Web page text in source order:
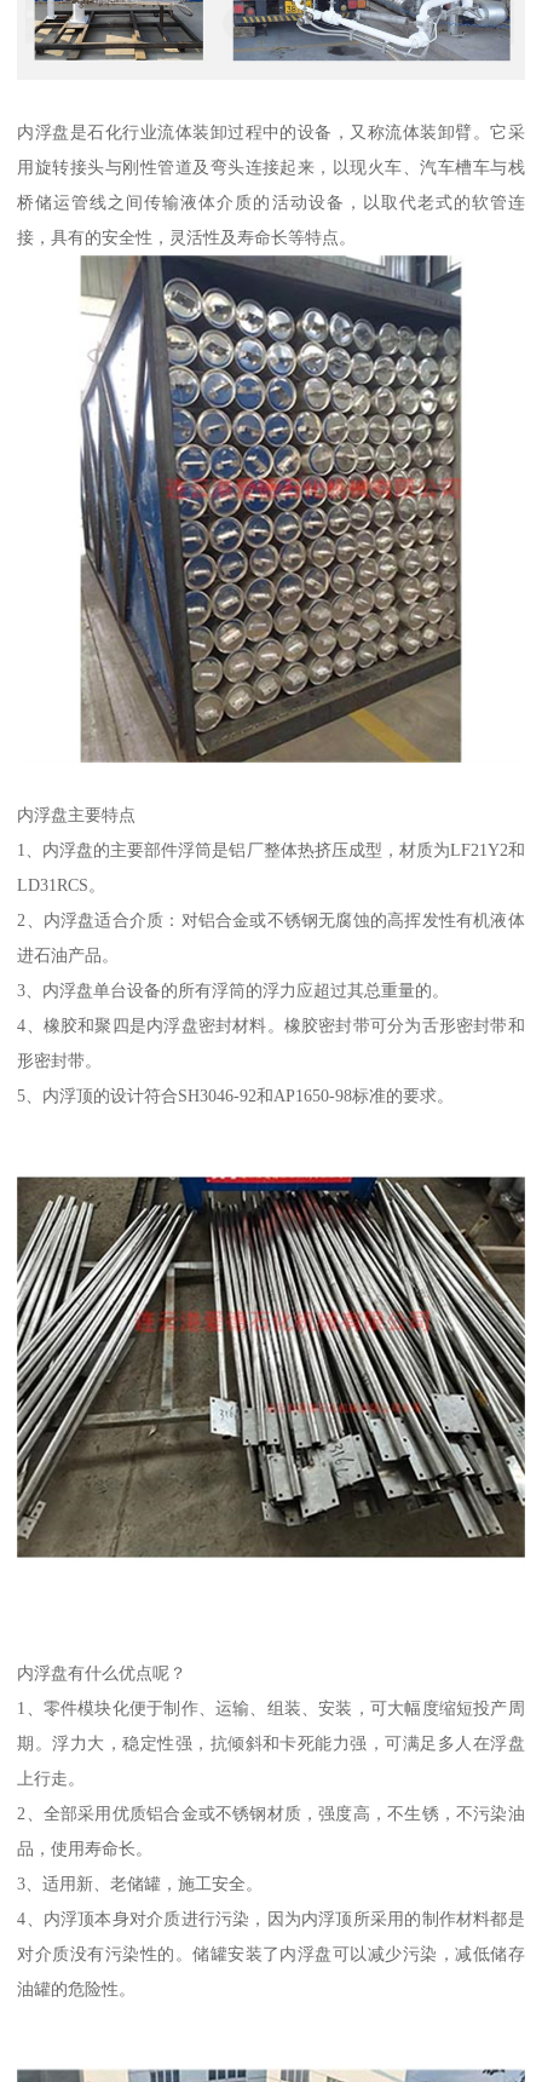
内浮盘是石化行业流体装卸过程中的设备，又称流体装卸臂。它采
用旋转接头与刚性管道及弯头连接起来，以现火车、汽车槽车与栈
桥储运管线之间传输液体介质的活动设备，以取代老式的软管连
接，具有的安全性，灵活性及寿命长等特点。
内浮盘主要特点
1、内浮盘的主要部件浮筒是铝厂整体热挤压成型，材质为LF21Y2和
LD31RCS。
2、内浮盘适合介质：对铝合金或不锈钢无腐蚀的高挥发性有机液体
进石油产品。
3、内浮盘单台设备的所有浮筒的浮力应超过其总重量的。
4、橡胶和聚四是内浮盘密封材料。橡胶密封带可分为舌形密封带和
形密封带。
5、内浮顶的设计符合SH3046-92和AP1650-98标准的要求。
内浮盘有什么优点呢？
1、零件模块化便于制作、运输、组装、安装，可大幅度缩短投产周
期。浮力大，稳定性强，抗倾斜和卡死能力强，可满足多人在浮盘
上行走。
2、全部采用优质铝合金或不锈钢材质，强度高，不生锈，不污染油
品，使用寿命长。
3、适用新、老储罐，施工安全。
4、内浮顶本身对介质进行污染，因为内浮顶所采用的制作材料都是
对介质没有污染性的。储罐安装了内浮盘可以减少污染，减低储存
油罐的危险性。